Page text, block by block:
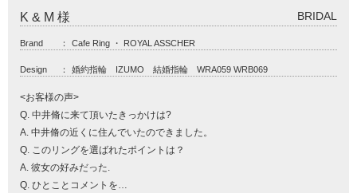
K & M 様 BRIDAL
Brand ： Cafe Ring ・ ROYAL ASSCHER
Design ： 婚約指輪 IZUMO 結婚指輪 WRA059 WRB069
<お客様の声>
Q. 中井脩に来て頂いたきっかけは?
A. 中井脩の近くに住んでいたのできました。
Q. このリングを選ばれたポイントは？
A. 彼女の好みだった.
Q. ひとことコメントを…